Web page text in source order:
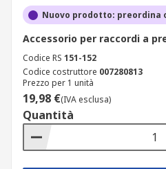
Nuovo prodotto: preordina
Accessorio per raccordi a
Codice RS 151-152
Codice costruttore 007280813
Prezzo per 1 unità
19,98 €(IVA esclusa)
Quantità